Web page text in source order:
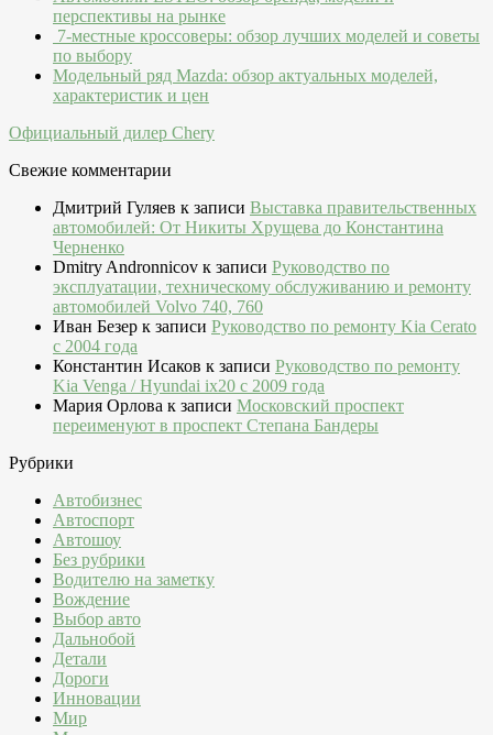
перспективы на рынке
7-местные кроссоверы: обзор лучших моделей и советы
по выбору
Модельный ряд Mazda: обзор актуальных моделей,
характеристик и цен
Официальный дилер Chery
Свежие комментарии
Дмитрий Гуляев к записи Выставка правительственных
автомобилей: От Никиты Хрущева до Константина
Черненко
Dmitry Andronnicov к записи Руководство по
эксплуатации, техническому обслуживанию и ремонту
автомобилей Volvo 740, 760
Иван Безер к записи Руководство по ремонту Kia Cerato
c 2004 года
Константин Исаков к записи Руководство по ремонту
Kia Venga / Hyundai ix20 c 2009 года
Мария Орлова к записи Московский проспект
переименуют в проспект Степана Бандеры
Рубрики
Автобизнес
Автоспорт
Автошоу
Без рубрики
Водителю на заметку
Вождение
Выбор авто
Дальнобой
Детали
Дороги
Инновации
Мир